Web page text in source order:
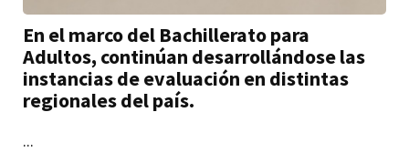
En el marco del Bachillerato para
Adultos, continúan desarrollándose las
instancias de evaluación en distintas
regionales del país.
...